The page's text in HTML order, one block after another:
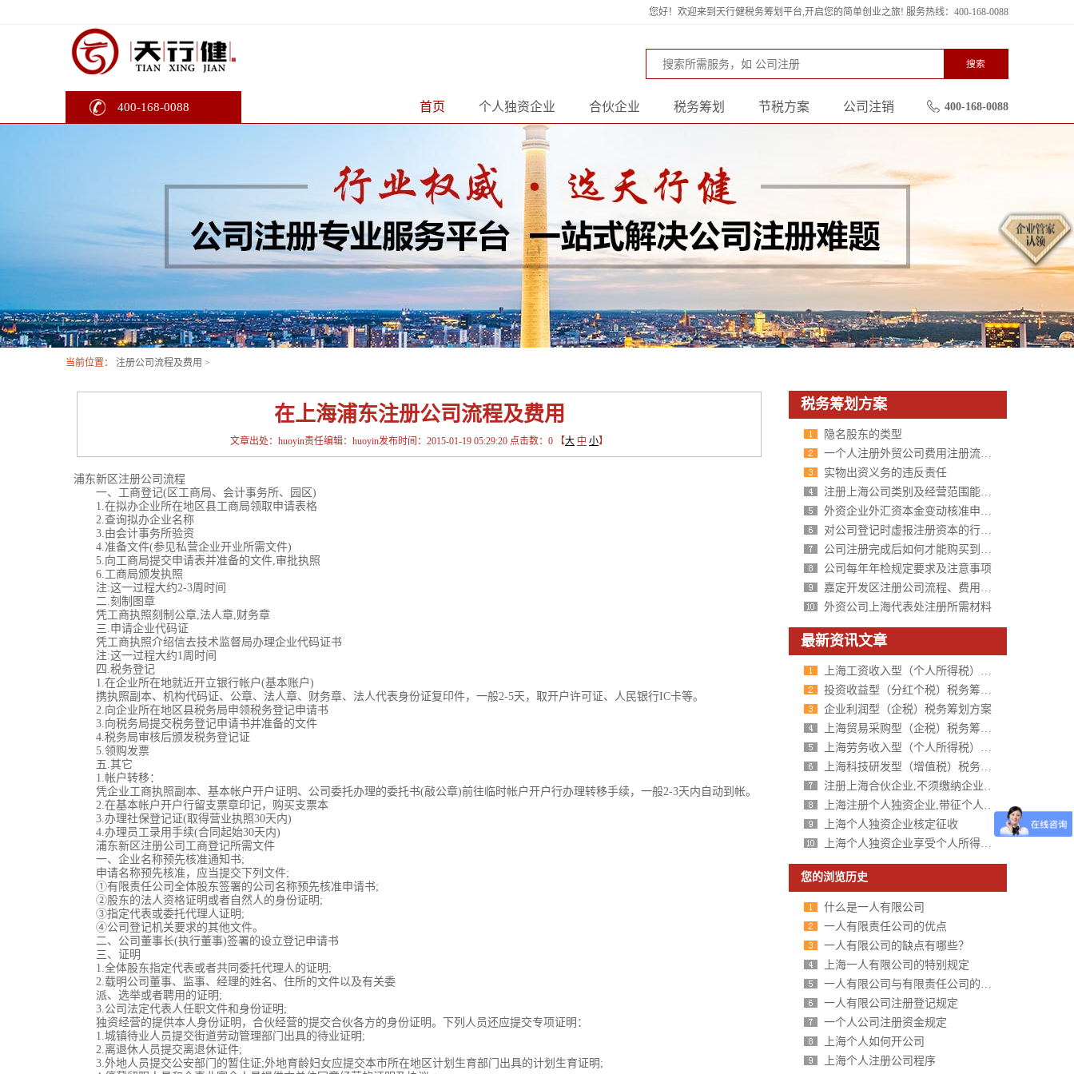
您好！欢迎来到天行健税务筹划平台,开启您的简单创业之旅! 服务热线：400-168-0088
搜索
400-168-0088 400-168-0088
公司注销
节税方案
税务筹划
合伙企业
个人独资企业
首页
当前位置： 注册公司流程及费用 >
在上海浦东注册公司流程及费用
文章出处：huoyin责任编辑：huoyin发布时间：2015-01-19 05:29:20 点击数： 0 【大 中 小】
浦东新区注册公司流程
一、工商登记(区工商局、会计事务所、园区)
1.在拟办企业所在地区县工商局领取申请表格
2.查询拟办企业名称
3.由会计事务所验资
4.准备文件(参见私营企业开业所需文件)
5.向工商局提交申请表并准备的文件,审批执照
6.工商局颁发执照
注:这一过程大约2-3周时间
二.刻制图章
凭工商执照刻制公章,法人章,财务章
三.申请企业代码证
凭工商执照介绍信去技术监督局办理企业代码证书
注:这一过程大约1周时间
四.税务登记
1.在企业所在地就近开立银行帐户(基本账户)
携执照副本、机构代码证、公章、法人章、财务章、法人代表身份证复印件，一般2-5天，取开户许可证、人民银行IC卡等。
2.向企业所在地区县税务局申领税务登记申请书
3.向税务局提交税务登记申请书并准备的文件
4.税务局审核后颁发税务登记证
5.领购发票
五.其它
1.帐户转移：
凭企业工商执照副本、基本帐户开户证明、公司委托办理的委托书(敲公章)前往临时帐户开户行办理转移手续，一般2-3天内自动到帐。
2.在基本帐户开户行留支票章印记，购买支票本
3.办理社保登记证(取得营业执照30天内)
4.办理员工录用手续(合同起始30天内)
浦东新区注册公司工商登记所需文件
一、企业名称预先核准通知书;
申请名称预先核准，应当提交下列文件;
①有限责任公司全体股东签署的公司名称预先核准申请书;
②股东的法人资格证明或者自然人的身份证明;
③指定代表或委托代理人证明;
④公司登记机关要求的其他文件。
二、公司董事长(执行董事)签署的设立登记申请书
三、证明
1.全体股东指定代表或者共同委托代理人的证明;
2.载明公司董事、监事、经理的姓名、住所的文件以及有关委
派、选举或者聘用的证明;
3.公司法定代表人任职文件和身份证明;
独资经营的提供本人身份证明，合伙经营的提交合伙各方的身份证明。下列人员还应提交专项证明：
1.城镇待业人员提交街道劳动管理部门出具的待业证明;
2.离退休人员提交离退休证件;
3.外地人员提交公安部门的暂住证;外地育龄妇女应提交本市所在地区计划生育部门出具的计划生育证明;
税务筹划方案
隐名股东的类型
一个人注册外贸公司费用注册流程与所需材料
实物出资义务的违反责任
注册上海公司类别及经营范围能写哪些？
外资企业外汇资本金变动核准申请材料
对公司登记时虚报注册资本的行为如何处罚？
公司注册完成后如何才能购买到发票？
公司每年年检规定要求及注意事项
嘉定开发区注册公司流程、费用、需要的材料
外资公司上海代表处注册所需材料
最新资讯文章
上海工资收入型（个人所得税）税务筹划方案
投资收益型（分红个税）税务筹划方案
企业利润型（企税）税务筹划方案
上海贸易采购型（企税）税务筹划方案
上海劳务收入型（个人所得税）税务筹划方案
上海科技研发型（增值税）税务筹划方案
注册上海合伙企业,不须缴纳企业所得税,个人所得税核定征收
上海注册个人独资企业,带征个人所得税,财政税收返还扶持40%-50%
上海个人独资企业核定征收
上海个人独资企业享受个人所得税核定征收
您的浏览历史
什么是一人有限公司
一人有限责任公司的优点
一人有限公司的缺点有哪些？
上海一人有限公司的特别规定
一人有限公司与有限责任公司的区别分析
一人有限公司注册登记规定
一个人公司注册资金规定
上海个人如何开公司
上海个人注册公司程序